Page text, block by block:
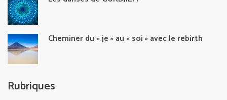
Cheminer du « je » au « soi » avec le rebirth
Rubriques